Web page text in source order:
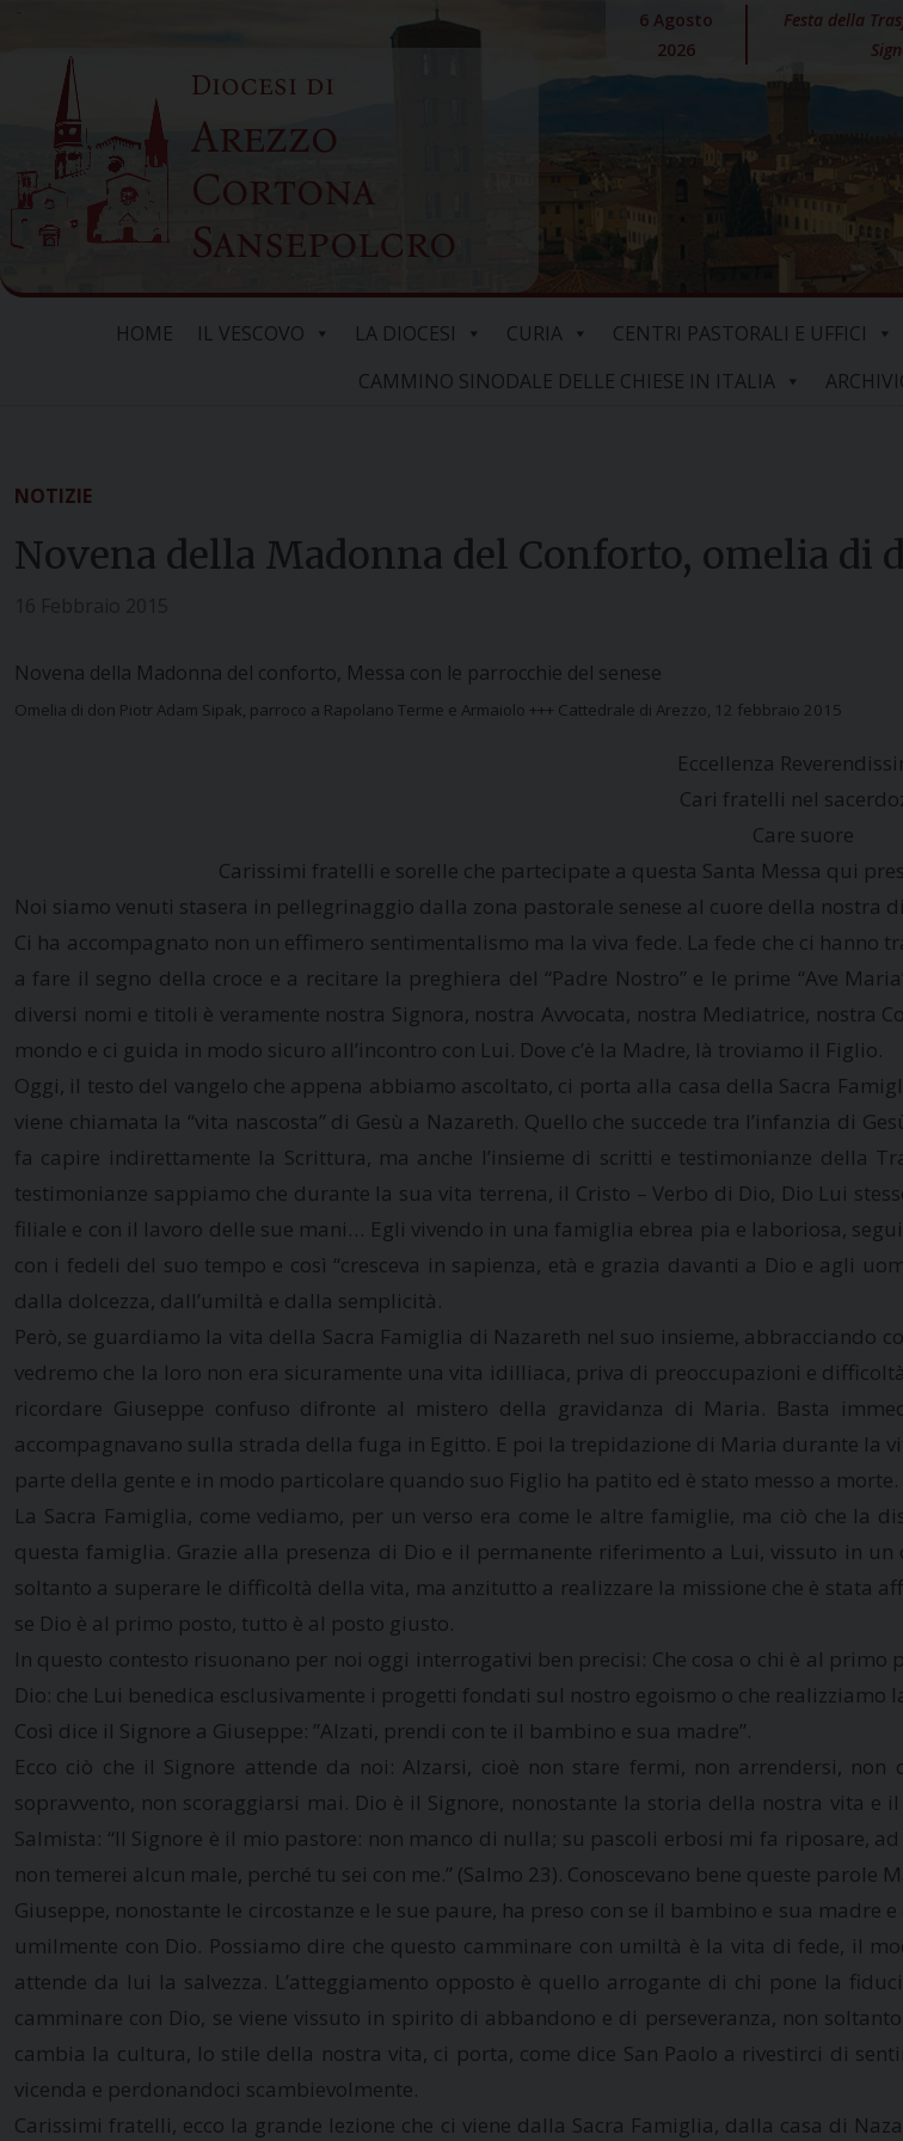
content
Diocesi di
Arezzo
Cortona
Sansepolcro
6 Agosto
2026
Festa della
HOME IL VESCOVO LA DIOCESI CURIA CENTRI PASTORALI E UFFICI
CAMMINO SINODALE DELLE CHIESE IN ITALIA
NOTIZIE
Novena della Madonna del Conforto, omelia di
Novena della Madonna del conforto, Messa con le parrocchie del senese
Omelia di don Piotr Adam Sipak, parroco a Rapolano Terme e Armaiolo +++ Cattedrale di Arezzo, 12 febbraio 2015
Eccellenza
Cari fratelli nel
Care suore
Carissimi fratelli e sorelle che partecipate a questa Santa Messa qui
Noi siamo venuti stasera in pellegrinaggio dalla zona pastorale senese al cuore della
Ci ha accompagnato non un effimero sentimentalismo ma la viva fede. La fede che ci hanno
a fare il segno della croce e a recitare la preghiera del “Padre Nostro” e le prime “Ave
diversi nomi e titoli è veramente nostra Signora, nostra Avvocata, nostra Mediatrice, nostra
mondo e ci guida in modo sicuro all’incontro con Lui. Dove c’è la Madre, là troviamo il Figlio.
Oggi, il testo del vangelo che appena abbiamo ascoltato, ci porta alla casa della Sacra
viene chiamata la “vita nascosta” di Gesù a Nazareth. Quello che succede tra l’infanzia di
fa capire indirettamente la Scrittura, ma anche l’insieme di scritti e testimonianze della
testimonianze sappiamo che durante la sua vita terrena, il Cristo – Verbo di Dio, Dio Lui
filiale e con il lavoro delle sue mani… Egli vivendo in una famiglia ebrea pia e laboriosa,
con i fedeli del suo tempo e così “cresceva in sapienza, età e grazia davanti a Dio e agli
dalla dolcezza, dall’umiltà e dalla semplicità.
Però, se guardiamo la vita della Sacra Famiglia di Nazareth nel suo insieme, abbracciando
vedremo che la loro non era sicuramente una vita idilliaca, priva di preoccupazioni e
ricordare Giuseppe confuso difronte al mistero della gravidanza di Maria. Basta
accompagnavano sulla strada della fuga in Egitto. E poi la trepidazione di Maria durante la
parte della gente e in modo particolare quando suo Figlio ha patito ed è stato messo a morte.
La Sacra Famiglia, come vediamo, per un verso era come le altre famiglie, ma ciò che
questa famiglia. Grazie alla presenza di Dio e il permanente riferimento a Lui, vissuto in
soltanto a superare le difficoltà della vita, ma anzitutto a realizzare la missione che è stata
se Dio è al primo posto, tutto è al posto giusto.
In questo contesto risuonano per noi oggi interrogativi ben precisi: Che cosa o chi è al
Dio: che Lui benedica esclusivamente i progetti fondati sul nostro egoismo o che realizziamo
Così dice il Signore a Giuseppe: ”Alzati, prendi con te il bambino e sua madre”.
Ecco ciò che il Signore attende da noi: Alzarsi, cioè non stare fermi, non arrendersi,
sopravvento, non scoraggiarsi mai. Dio è il Signore, nonostante la storia della nostra vita e
Salmista: “Il Signore è il mio pastore: non manco di nulla; su pascoli erbosi mi fa riposare,
non temerei alcun male, perché tu sei con me.” (Salmo 23). Conoscevano bene queste parole
Giuseppe, nonostante le circostanze e le sue paure, ha preso con se il bambino e sua
umilmente con Dio. Possiamo dire che questo camminare con umiltà è la vita di fede, il
attende da lui la salvezza. L’atteggiamento opposto è quello arrogante di chi pone la
camminare con Dio, se viene vissuto in spirito di abbandono e di perseveranza, non
cambia la cultura, lo stile della nostra vita, ci porta, come dice San Paolo a rivestirci di
vicenda e perdonandoci scambievolmente.
Carissimi fratelli, ecco la grande lezione che ci viene dalla Sacra Famiglia, dalla casa di